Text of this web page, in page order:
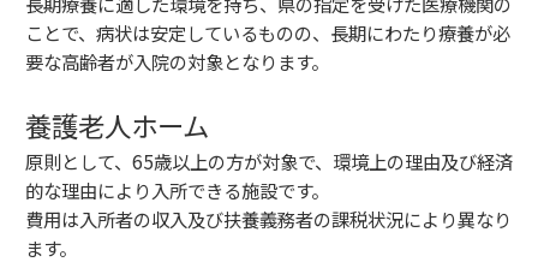
ことで、病状は安定しているものの、長期にわたり療養が必
要な高齢者が入院の対象となります。
養護老人ホーム
原則として、65歳以上の方が対象で、環境上の理由及び経済
的な理由により入所できる施設です。
費用は入所者の収入及び扶養義務者の課税状況により異なり
ます。